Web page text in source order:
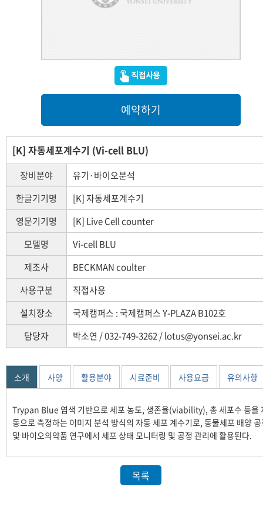
예약하기
[K] 자동세포계수기 (Vi-cell BLU)
장비분야
유기·바이오분석
한글기기명
[K] 자동세포계수기
영문기기명
[K] Live Cell counter
모델명
Vi-cell BLU
제조사
BECKMAN coulter
사용구분
직접사용
설치장소
국제캠퍼스 : 국제캠퍼스 Y-PLAZA B102호
담당자
박소연 / 032-749-3262 / lotus@yonsei.ac.kr
소개 사양 활용분야 시료준비 사용요금 유의사항
Trypan Blue 염색 기반으로 세포 농도, 생존율(viability), 총 세포수 등을
동으로 측정하는 이미지 분석 방식의 자동 세포 계수기로, 동물세포 배양
및 바이오의약품 연구에서 세포 상태 모니터링 및 공정 관리에 활용된다.
목록